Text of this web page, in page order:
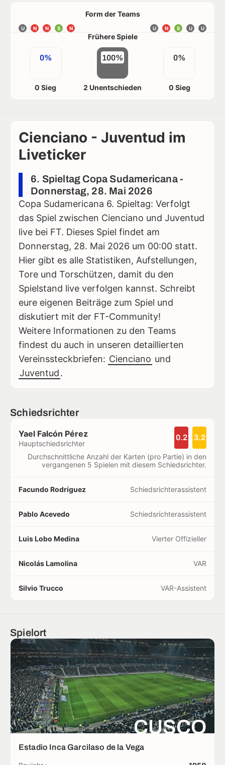
Form der Teams
U N N S N U
U
S
N
U
Frühere Spiele
0%
0 Sieg
100%
2 Unentschieden
0%
0 Sieg
Cienciano - Juventud im
Liveticker
6. Spieltag Copa Sudamericana -
Donnerstag, 28. Mai 2026
Copa Sudamericana 6. Spieltag: Verfolgt
das Spiel zwischen Cienciano und Juventud
live bei FT. Dieses Spiel findet am
Donnerstag, 28. Mai 2026 um 00:00 statt.
Hier gibt es alle Statistiken, Aufstellungen,
Tore und Torschützen, damit du den
Spielstand live verfolgen kannst. Schreibt
eure eigenen Beiträge zum Spiel und
diskutiert mit der FT-Community!
Weitere Informationen zu den Teams
findest du auch in unseren detaillierten
Vereinssteckbriefen: Cienciano und
Juventud.
Schiedsrichter
Yael Falcón Pérez
Hauptschiedsrichter
0.2 3.2
Durchschnittliche Anzahl der Karten (pro Partie) in den
vergangenen 5 Spielen mit diesem Schiedsrichter.
Facundo Rodríguez Schiedsrichterassistent
Pablo Acevedo Schiedsrichterassistent
Luis Lobo Medina Vierter Offizieller
Nicolás Lamolina VAR
Silvio Trucco VAR-Assistent
Spielort
CUSCO
Estadio Inca Garcilaso de la Vega